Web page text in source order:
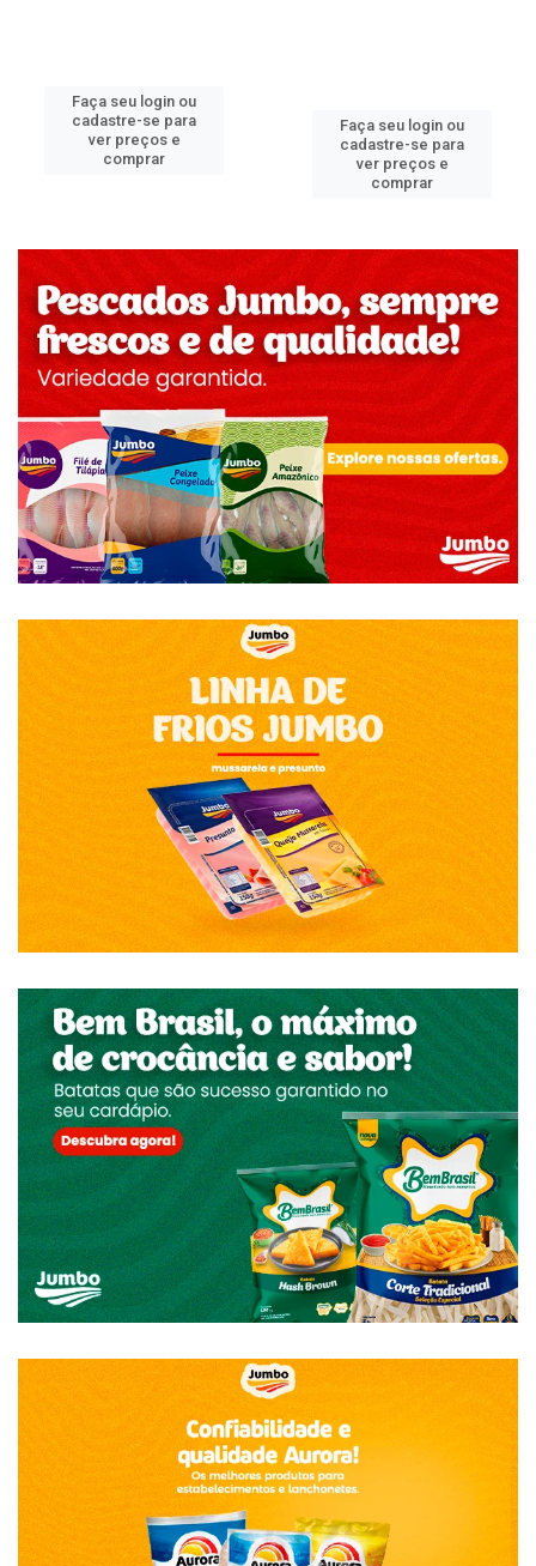
Faça seu login ou
cadastre-se para
ver preços e
comprar
Faça seu login ou
cadastre-se para
ver preços e
comprar